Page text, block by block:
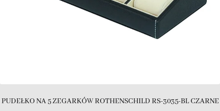
PUDEŁKO NA 5 ZEGARKÓW ROTHENSCHILD RS-3035-BL CZARNE